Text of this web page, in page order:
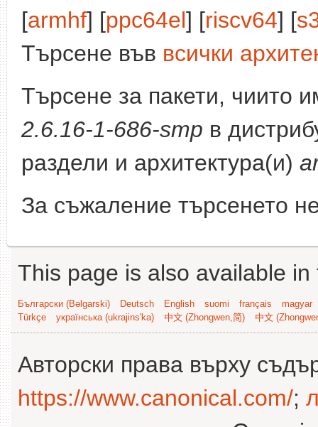
[armhf] [ppc64el] [riscv64] [
Търсене във всички
Търсене за пакети, чиито
2.6.16-1-686-smp в
раздели и архитектура(и)
За съжаление търсенето
This page is also available
Български (Bəlgarski) Deutsch English suomi français
magyar
Türkçe
українська (ukrajins'ka) 中文 (Zhongwen,简) 中文
Авторски права върху
https://www.canonical.com/;